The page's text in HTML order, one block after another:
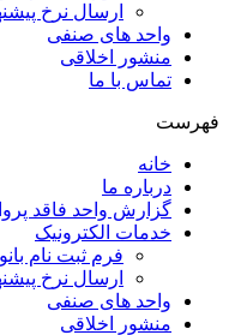
ارسال نرخ
واحد های صنفی
منشور اخلاقی
تماس با ما
فهرست
خانه
درباره ما
گزارش واحد فاقد
خدمات الکترونیک
فرم ثبت نام
ارسال نرخ
واحد های صنفی
منشور اخلاقی